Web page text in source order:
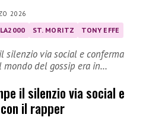
2026
ST. MORITZ TONY EFFE
silenzio via social e conferma
mondo del gossip era in…
il silenzio via social e
il rapper